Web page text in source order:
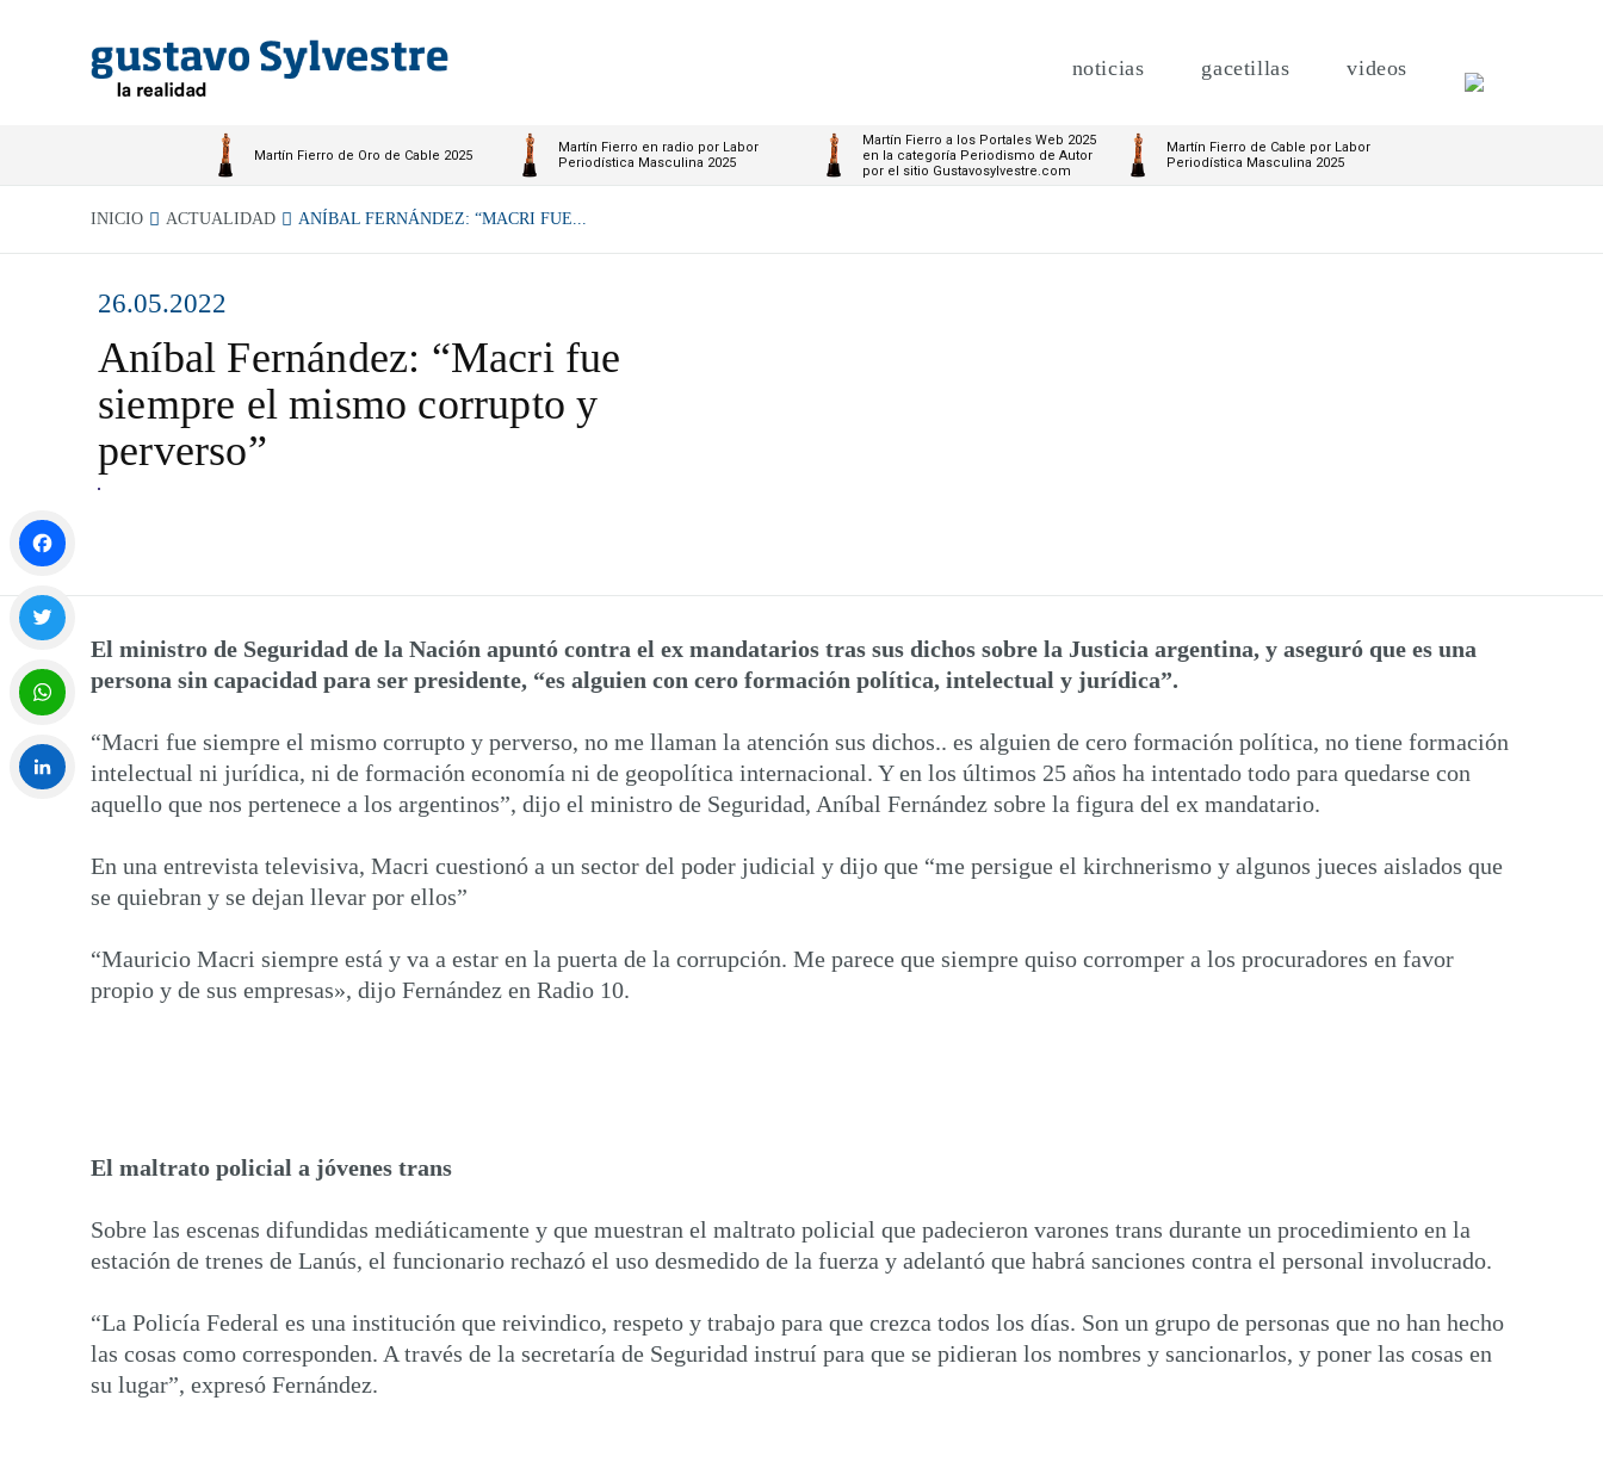
noticias gacetillas videos
Martín Fierro de Oro de Cable 2025
Martín Fierro en radio por Labor
Periodística Masculina 2025
Martín Fierro a los Portales Web 2025
en la categoría Periodismo de Autor
por el sitio Gustavosylvestre.com
Martín Fierro de Cable por Labor
Periodística Masculina 2025
INICIO ACTUALIDAD ANÍBAL FERNÁNDEZ: “MACRI FUE...
26.05.2022
Aníbal Fernández: “Macri fue
siempre el mismo corrupto y
perverso”
El ministro de Seguridad de la Nación apuntó contra el ex mandatarios tras sus dichos sobre la Justicia argentina, y aseguró que es una
persona sin capacidad para ser presidente, “es alguien con cero formación política, intelectual y jurídica”.
“Macri fue siempre el mismo corrupto y perverso, no me llaman la atención sus dichos.. es alguien de cero formación política, no tiene formación
intelectual ni jurídica, ni de formación economía ni de geopolítica internacional. Y en los últimos 25 años ha intentado todo para quedarse con
aquello que nos pertenece a los argentinos”, dijo el ministro de Seguridad, Aníbal Fernández sobre la figura del ex mandatario.
En una entrevista televisiva, Macri cuestionó a un sector del poder judicial y dijo que “me persigue el kirchnerismo y algunos jueces aislados que
se quiebran y se dejan llevar por ellos”
“Mauricio Macri siempre está y va a estar en la puerta de la corrupción. Me parece que siempre quiso corromper a los procuradores en favor
propio y de sus empresas», dijo Fernández en Radio 10.
El maltrato policial a jóvenes trans
Sobre las escenas difundidas mediáticamente y que muestran el maltrato policial que padecieron varones trans durante un procedimiento en la
estación de trenes de Lanús, el funcionario rechazó el uso desmedido de la fuerza y adelantó que habrá sanciones contra el personal involucrado.
“La Policía Federal es una institución que reivindico, respeto y trabajo para que crezca todos los días. Son un grupo de personas que no han hecho
las cosas como corresponden. A través de la secretaría de Seguridad instruí para que se pidieran los nombres y sancionarlos, y poner las cosas en
su lugar”, expresó Fernández.
Facebook
Twitter
WhatsApp